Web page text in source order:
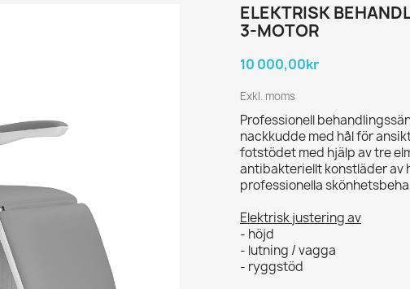
ELEKTRISK
3-MOTOR
10 000,00kr
Exkl. moms
Professionell
nackkudde med hål för
fotstödet med hjälp av tre
antibakteriellt konstläder av
professionella
Elektrisk justering av
- höjd
- lutning / vagga
- ryggstöd